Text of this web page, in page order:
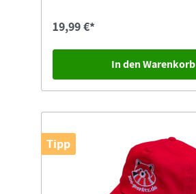
19,99 €*
In den Warenkorb
Tipp